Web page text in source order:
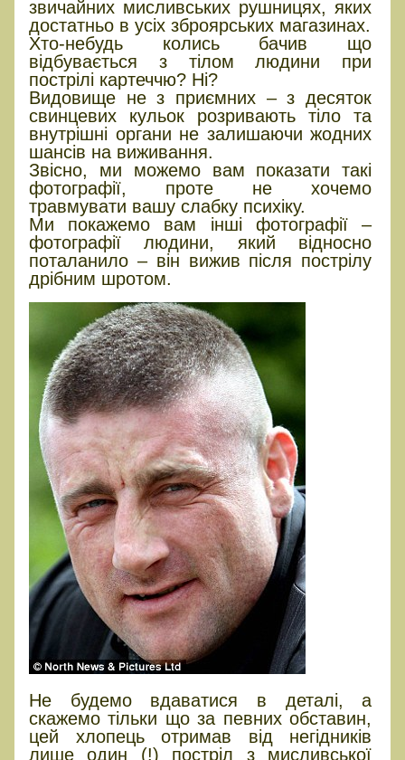
звичайних мисливських рушницях, яких
достатньо в усіх зброярських магазинах.
Хто-небудь колись бачив що
відбувається з тілом людини при
пострілі картеччю? Ні?
Видовище не з приємних – з десяток
свинцевих кульок розривають тіло та
внутрішні органи не залишаючи жодних
шансів на виживання.
Звісно, ми можемо вам показати такі
фотографії, проте не хочемо
травмувати вашу слабку психіку.
Ми покажемо вам інші фотографії –
фотографії людини, який відносно
поталанило – він вижив після пострілу
дрібним шротом.
Не будемо вдаватися в деталі, а
скажемо тільки що за певних обставин,
цей хлопець отримав від негідників
лише один (!) постріл з мисливської